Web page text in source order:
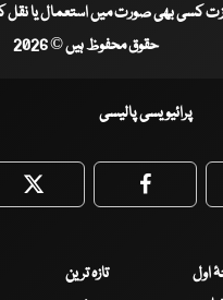
کسی بھی صورت میں استعمال یا نقل
حقوق محفوظ ہیں © 2026
پرائیویسی پالیسی
Twitter Facebook
اول تازہ ترین